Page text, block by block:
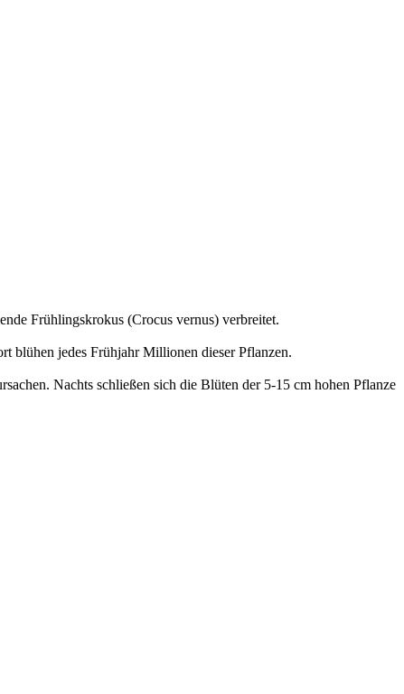
Frühlingskrokus (Crocus vernus) verbreitet.
blühen jedes Frühjahr Millionen dieser Pflanzen.
Nachts schließen sich die Blüten der 5-15 cm hohen Pflanze